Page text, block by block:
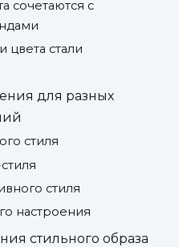
сочетаются с
цвета стали
для разных
стиля
стиля
настроения
стильного образа